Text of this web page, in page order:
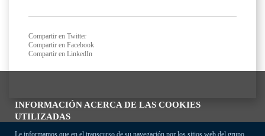
INFORMACIÓN ACERCA DE LAS COOKIES
UTILIZADAS
Le informamos que en el transcurso de su navegación por los sitios web del grupo
Compartir en Twitter
Compartir en Facebook
Compartir en LinkedIn